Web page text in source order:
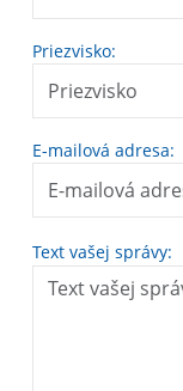
Priezvisko:
E-mailová adresa:
Text vašej správy: